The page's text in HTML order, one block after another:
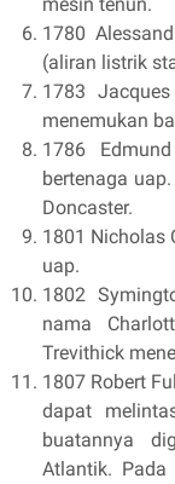
1780
(aliran listrik
1783
menemukan
1786
bertenaga
Doncaster.
1801 Nicholas
uap.
1802
nama
Trevithick
1807 Robert
dapat
buatannya
Atlantik. Pada